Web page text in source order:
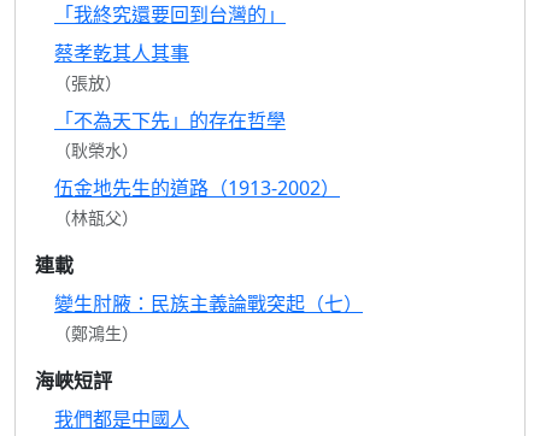
「我終究還要回到台灣的」
蔡孝乾其人其事
（張放）
「不為天下先」的存在哲學
（耿榮水）
伍金地先生的道路（1913-2002）
（林瓿父）
連載
變生肘腋：民族主義論戰突起（七）
（鄭鴻生）
海峽短評
我們都是中國人